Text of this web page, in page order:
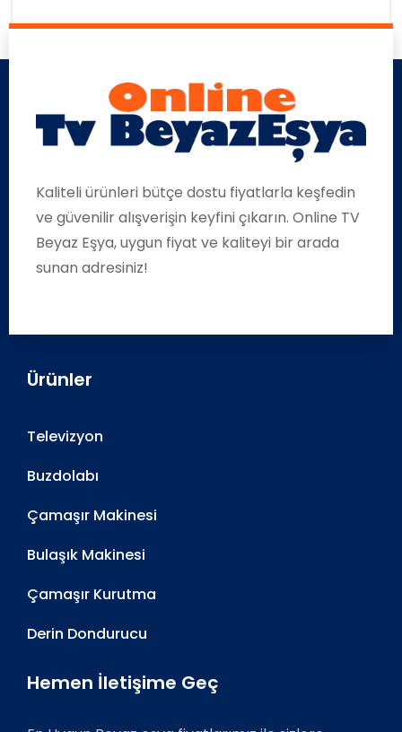
Kaliteli ürünleri bütçe dostu fiyatlarla keşfedin
ve güvenilir alışverişin keyfini çıkarın. Online TV
Beyaz Eşya, uygun fiyat ve kaliteyi bir arada
sunan adresiniz!
Ürünler
Televizyon
Buzdolabı
Çamaşır Makinesi
Bulaşık Makinesi
Çamaşır Kurutma
Derin Dondurucu
Hemen İletişime Geç